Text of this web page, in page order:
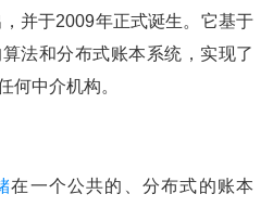
并于2009年正式诞生。它基于
法和分布式账本系统，实现了
何中介机构。
在一个公共的、分布式的账本